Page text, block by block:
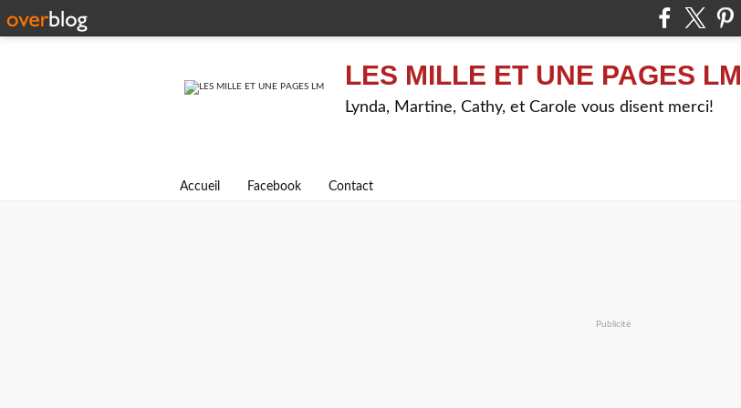
LES MILLE ET UNE PAGES LM
Lynda, Martine, Cathy, et Carole vous disent merci!
Accueil Facebook Contact
Publicité